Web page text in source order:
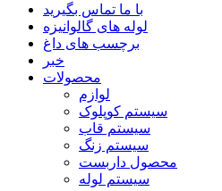
با ما تماس بگیرید
لوله های گالوانیزه
برچسب های داغ
خبر
محصولات
لوازم
سیستم کوپلوک
سیستم قاب
سیستم زنگ
محصول داربست
سیستم لوله